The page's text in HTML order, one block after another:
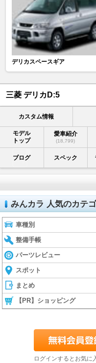
デリカスペースギア
三菱 デリカD:5
カスタム情報
モデル
トップ
愛車紹介
(18,799)
ブログ スペック
みんカラ 人気のカテ
車種別
整備手帳
パーツレビュー
スポット
まとめ
【PR】ショッピング
ログインするとお気に